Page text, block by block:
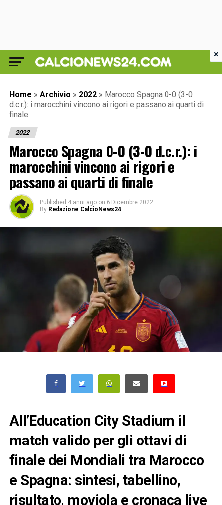
Home » Archivio » 2022 » Marocco Spagna 0-0 (3-0
d.c.r.): i marocchini vincono ai rigori e passano ai quarti di
finale
2022
Marocco Spagna 0-0 (3-0 d.c.r.): i
marocchini vincono ai rigori e
passano ai quarti di finale
Published 4 anni ago on 6 Dicembre 2022
By Redazione CalcioNews24
All’Education City Stadium il
match valido per gli ottavi di
finale dei Mondiali tra Marocco
e Spagna: sintesi, tabellino,
risultato, moviola e cronaca live
×